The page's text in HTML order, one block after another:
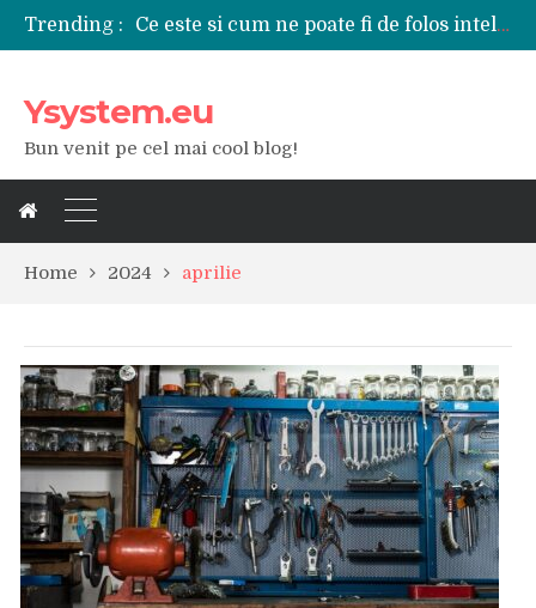
Trending :
Ce este si cum ne poate fi de folos inteligenta artificiala?
Tipuri de polizoare de care este nevoie intr-un atelier
Cele mai bune smartphone-uri lansate in anul 2024
Ysystem.eu
Bun venit pe cel mai cool blog!
Home 2024 aprilie